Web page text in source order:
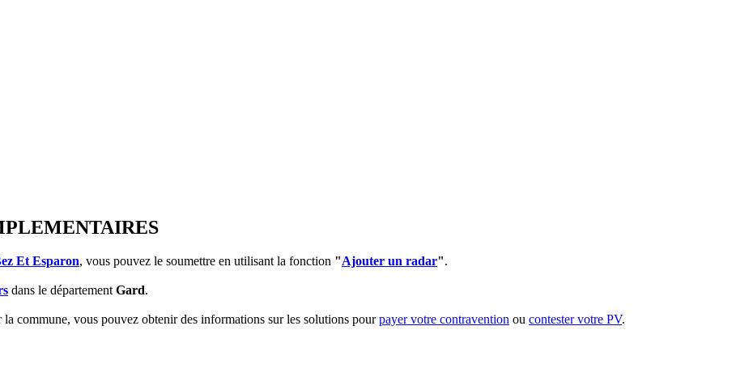
Et Esparon, vous pouvez le soumettre en utilisant la fonction "Ajouter un radar".
dans le départementGard.
commune, vous pouvez obtenir des informations sur les solutions pourpayer votre contravention ou contester votre PV.